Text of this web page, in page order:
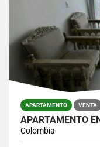
APARTAMENTO VENTA
APARTAMENTO
Colombia